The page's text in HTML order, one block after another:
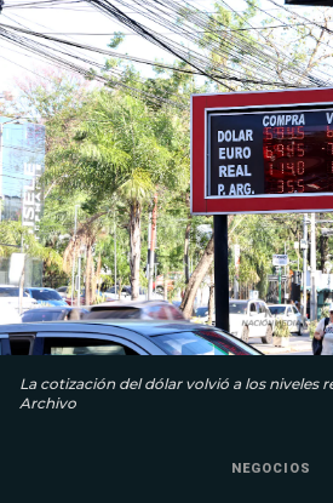
La cotización del dólar volvió a los niveles
Archivo
NEGOCIOS